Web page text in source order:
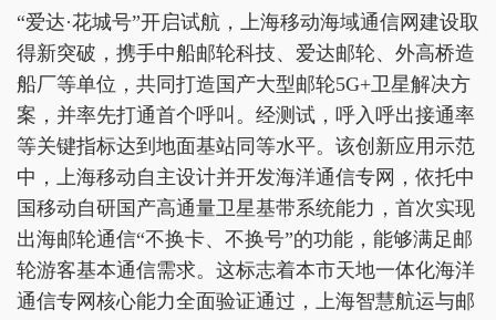
“爱达·花城号”开启试航，上海移动海域通信网建设取
得新突破，携手中船邮轮科技、爱达邮轮、外高桥造
船厂等单位，共同打造国产大型邮轮5G+卫星解决方
案，并率先打通首个呼叫。经测试，呼入呼出接通率
等关键指标达到地面基站同等水平。该创新应用示范
中，上海移动自主设计并开发海洋通信专网，依托中
国移动自研国产高通量卫星基带系统能力，首次实现
出海邮轮通信“不换卡、不换号”的功能，能够满足邮
轮游客基本通信需求。这标志着本市天地一体化海洋
通信专网核心能力全面验证通过，上海智慧航运与邮